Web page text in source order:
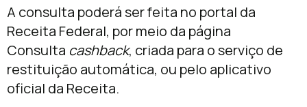
A consulta poderá ser feita no portal da
Receita Federal, por meio da página
Consulta cashback, criada para o serviço de
restituição automática, ou pelo aplicativo
oficial da Receita.